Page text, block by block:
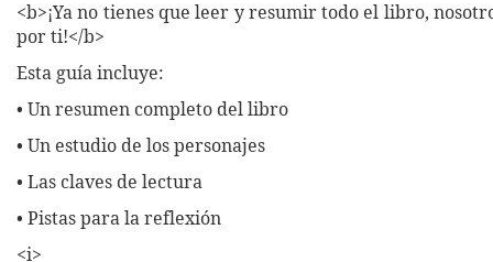
<b>¡Ya no tienes que leer y resumir todo el libro,
por ti!</b>
Esta guía incluye:
• Un resumen completo del libro
• Un estudio de los personajes
• Las claves de lectura
• Pistas para la reflexión
<i>